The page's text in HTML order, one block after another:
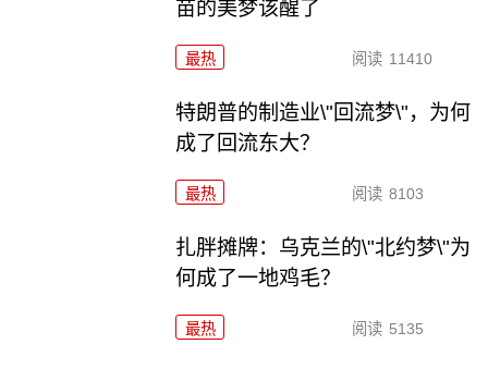
苗的美梦该醒了
最热 阅读 11410
特朗普的制造业\"回流梦\"，为何
成了回流东大？
最热 阅读 8103
扎胖摊牌：乌克兰的\"北约梦\"为
何成了一地鸡毛？
最热 阅读 5135